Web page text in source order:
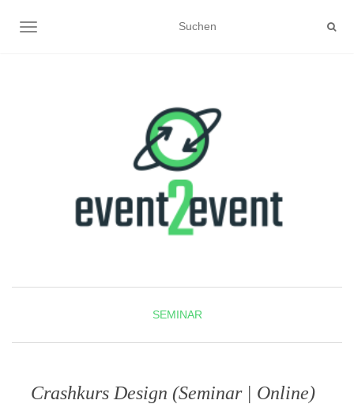
NAVIGATION UMSCHALTEN
SEMINAR
Crashkurs Design (Seminar | Online)